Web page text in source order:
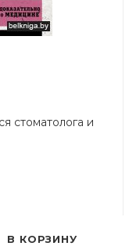
стоматолога и
В КОРЗИНУ